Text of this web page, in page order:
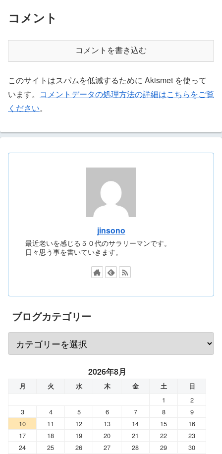
コメント
コメントを書き込む
このサイトはスパムを低減するために Akismet を使って
います。 コメントデータの処理方法の詳細はこちらをご覧
ください。
jinsono
最近老いを感じる５０代のサラリーマンです。
日々思う事を書いていきます。
ブログカテゴリー
2026年8月
月 火 水 木 金 土 日
1
2
3
4 5 6 7 8
9
10
11 12 13 14 15
16
17
18 19 20 21 22
23
24
25 26 27 28 29
30